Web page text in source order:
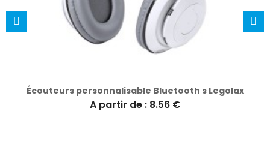
Écouteurs personnalisable Bluetooth s Legolax
A partir de : 8.56 €